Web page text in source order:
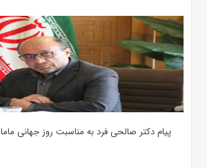
پیام دکتر صالحی فرد به مناسبت روز جهانی ماما